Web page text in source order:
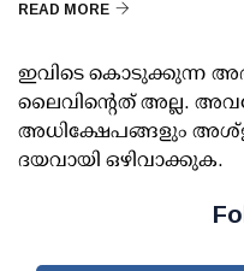
READ MORE
ഇവിടെ കൊടുക്കുന്ന
ലൈവിന്റെത് അല്ല.
അധിക്ഷേപങ്ങളും
ദയവായി ഒഴിവാക്കുക.